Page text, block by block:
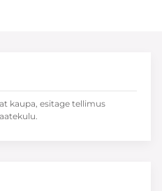
kaupa, esitage tellimus